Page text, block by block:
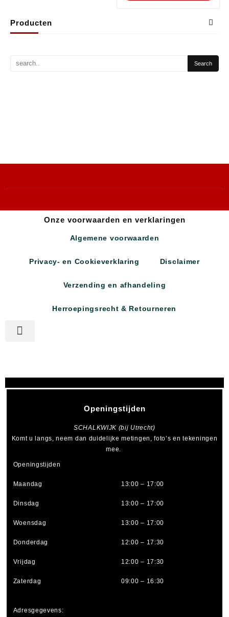
Producten
Onze voorwaarden en verklaringen
Algemene voorwaarden
Privacy- en Cookieverklaring Disclaimer
Verzending en afhandeling
Herroepingsrecht & Retourneren
Openingstijden
SCHALKWIJK (bij Utrecht)
Komt u langs, neem dan duidelijke metingen, foto’s en tekeningen
mee.
Openingstijden
Maandag 13:00 – 17:00
Dinsdag 13:00 – 17:00
Woensdag 13:00 – 17:00
Donderdag 12:00 – 17:30
Vrijdag 12:00 – 17:30
Zaterdag 09:00 – 16:30
Adresgegevens: